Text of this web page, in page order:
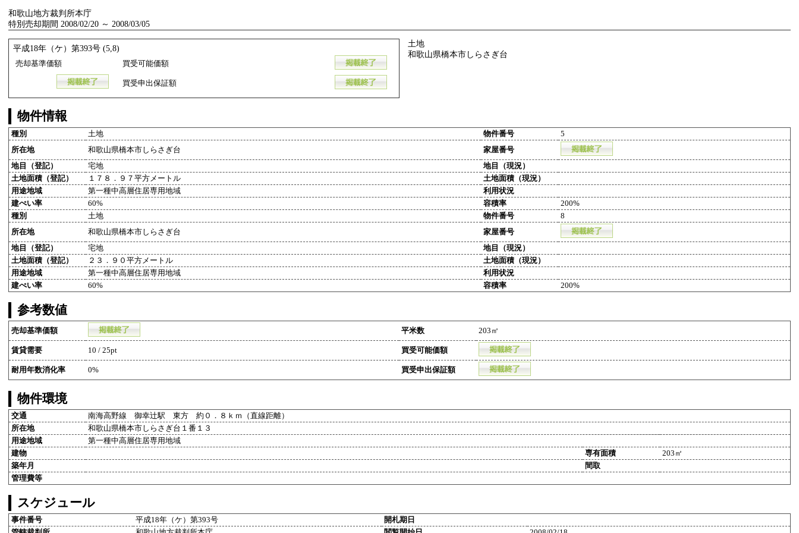
和歌山地方裁判所本庁
特別売却期間 2008/02/20 ～ 2008/03/05
平成18年（ケ）第393号 (5,8)
売却基準価額 買受可能価額
買受申出保証額
土地
和歌山県橋本市しらさぎ台
物件情報
種別 土地 物件番号
5
所在地
和歌山県橋本市しらさぎ台
家屋番号
地目（登記）
宅地
地目（現況）
土地面積（登記）
１７８．９７平方メートル
土地面積（現況）
用途地域
第一種中高層住居専用地域
利用状況
建ぺい率
60% 容積率
200%
種別
土地 物件番号
8
所在地
和歌山県橋本市しらさぎ台
家屋番号
地目（登記）
宅地
地目（現況）
土地面積（登記）
２３．９０平方メートル
土地面積（現況）
用途地域
第一種中高層住居専用地域
利用状況
建ぺい率
60% 容積率 200%
参考数値
売却基準価額 平米数 203㎡
賃貸需要 10 / 25pt 買受可能価額
耐用年数消化率 0% 買受申出保証額
物件環境
交通
南海高野線 御幸辻駅 東方 約０．８ｋｍ（直線距離）
所在地
和歌山県橋本市しらさぎ台１番１３
用途地域
第一種中高層住居専用地域
建物
専有面積
203㎡
築年月
間取
管理費等
スケジュール
事件番号 平成18年（ケ）第393号
開札期日